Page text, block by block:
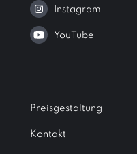
Instagram
YouTube
Preisgestaltung
Kontakt